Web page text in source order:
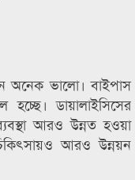
অনেক ভালো। বাইপাস
ডায়ালাইসিসের
আরও উন্নত হওয়া
আরও উন্নয়ন